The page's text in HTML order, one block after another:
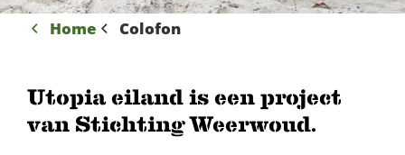
Home Colofon
Utopia eiland is een project
van Stichting Weerwoud.